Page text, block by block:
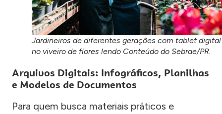
Jardineiros de diferentes gerações com tablet digital
no viveiro de flores lendo Conteúdo do Sebrae/PR.
Arquivos Digitais: Infográficos, Planilhas
e Modelos de Documentos
Para quem busca materiais práticos e